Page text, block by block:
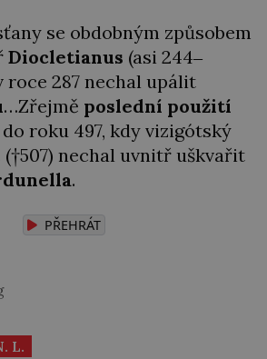
se obdobným způsobem
Diocletianus (asi 244‒
roce 287 nechal upálit
…Zřejmě poslední použití
roku 497, kdy vizigótský
(†507) nechal uvnitř uškvařit
.
PŘEHRÁT
L.